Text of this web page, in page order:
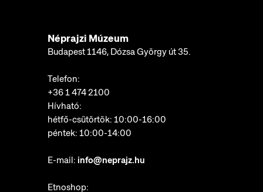
Néprajzi Múzeum
Budapest 1146, Dózsa György út 35.
Telefon:
+36 1 474 2100
Hívható:
hétfő-csütörtök: 10:00-16:00
péntek: 10:00-14:00
E-mail: info@neprajz.hu
Etnoshop: